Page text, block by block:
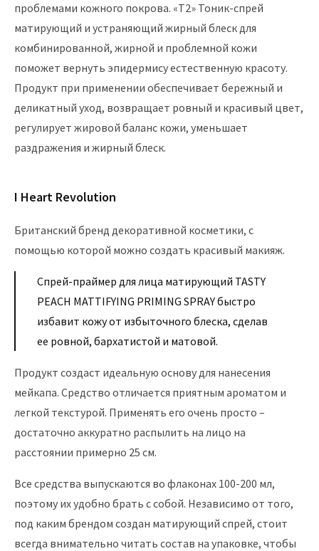
проблемами кожного покрова. «T2» Тоник-спрей
матирующий и устраняющий жирный блеск для
комбинированной, жирной и проблемной кожи
поможет вернуть эпидермису естественную красоту.
Продукт при применении обеспечивает бережный и
деликатный уход, возвращает ровный и красивый цвет,
регулирует жировой баланс кожи, уменьшает
раздражения и жирный блеск.
I Heart Revolution
Британский бренд декоративной косметики, с
помощью которой можно создать красивый макияж.
Спрей-праймер для лица матирующий TASTY
PEACH MATTIFYING PRIMING SPRAY быстро
избавит кожу от избыточного блеска, сделав
ее ровной, бархатистой и матовой.
Продукт создаст идеальную основу для нанесения
мейкапа. Средство отличается приятным ароматом и
легкой текстурой. Применять его очень просто –
достаточно аккуратно распылить на лицо на
расстоянии примерно 25 см.
Все средства выпускаются во флаконах 100-200 мл,
поэтому их удобно брать с собой. Независимо от того,
под каким брендом создан матирующий спрей, стоит
всегда внимательно читать состав на упаковке, чтобы